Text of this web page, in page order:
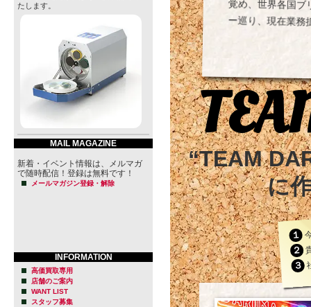
たします。
MAIL MAGAZINE
新着・イベント情報は、メルマガ
で随時配信！登録は無料です！
メールマガジン登録・解除
INFORMATION
高価買取専用
店舗のご案内
WANT LIST
スタッフ募集
ー巡り、現在業務
“TEAM
に